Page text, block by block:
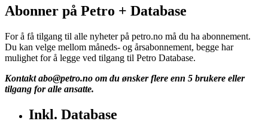
Abonner på Petro + Database
For å få tilgang til alle nyheter på petro.no må du ha abonnement.
Du kan velge mellom måneds- og årsabonnement, begge har
mulighet for å legge ved tilgang til Petro Database.
Kontakt abo@petro.no om du ønsker flere enn 5 brukere eller
tilgang for alle ansatte.
Inkl. Database